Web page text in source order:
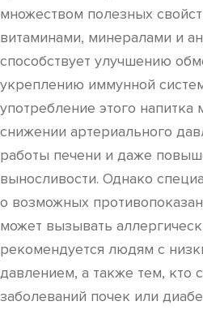
множеством полезных
витаминами, минералами и
способствует улучшению
укреплению иммунной
употребление этого напитка
снижении артериального
работы печени и даже
выносливости. Однако
о возможных
может вызывать
рекомендуется людям с
давлением, а также тем, кто
заболеваний почек или